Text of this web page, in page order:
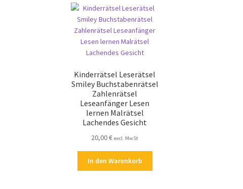
Kinderrätsel Leserätsel
Smiley Buchstabenrätsel
Zahlenrätsel
Leseanfänger Lesen
lernen Malrätsel
Lachendes Gesicht
20,00€ excl. MwSt
In den Warenkorb